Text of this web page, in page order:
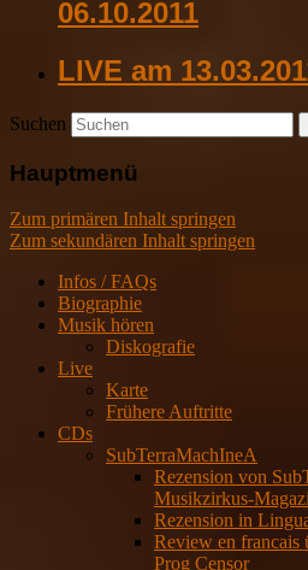
06.10.2011
LIVE am
Suchen
Hauptmenü
Zum primären Inhalt springen
Zum sekundären Inhalt springen
Infos / FAQs
Biographie
Musik hören
Diskografie
Live
Karte
Frühere Auftritte
CDs
SubTerraMachIneA
Rezension von
Musikzirkus-
Rezension in
Review en francais
Prog Censor